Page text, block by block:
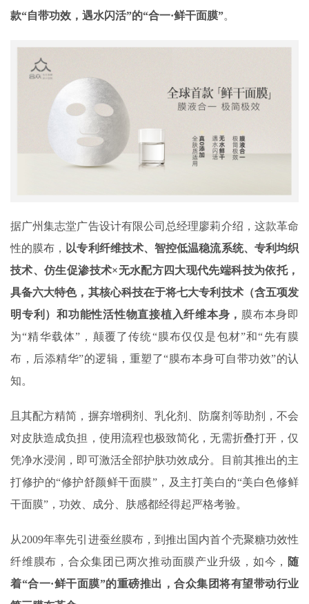
款“自带功效，遇水闪活”的“合一·鲜干面膜”。
据广州集志堂广告设计有限公司总经理廖莉介绍，这款革命
性的膜布， 以专利纤维技术、智控低温稳流系统、专利均织
技术、仿生促渗技术×无水配方四大现代先端科技为依托，
具备六大特色，其核心科技在于将七大专利技术（含五项发
明专利）和功能性活性物直接植入纤维本身， 膜布本身即
为“精华载体”，颠覆了传统“膜布仅仅是包材”和“先有膜
布，后添精华”的逻辑，重塑了“膜布本身可自带功效”的认
知。
且其配方精简，摒弃增稠剂、乳化剂、防腐剂等助剂，不会
对皮肤造成负担，使用流程也极致简化，无需折叠打开，仅
凭净水浸润，即可激活全部护肤功效成分。目前其推出的主
打修护的“修护舒颜鲜干面膜”，及主打美白的“美白色修鲜
干面膜”，功效、成分、肤感都经得起严格考验。
从2009年率先引进蚕丝膜布，到推出国内首个壳聚糖功效性
纤维膜布，合众集团已两次推动面膜产业升级，如今， 随
着“合一·鲜干面膜”的重磅推出，合众集团将有望带动行业